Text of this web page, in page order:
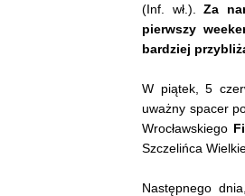
(Inf. wł.). Za
pierwszy
bardziej
W piątek, 5
uważny spacer
Wrocławskiego
Szczelińca
Następnego